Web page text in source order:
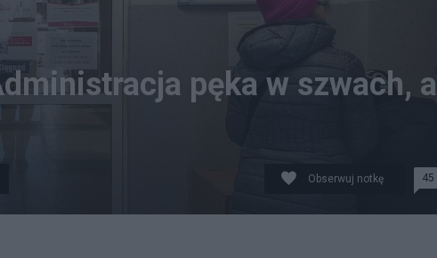
pęka w szwach, a
Obserwuj notkę 45